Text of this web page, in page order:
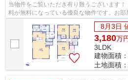
当物件をご覧いただき有り難うございます
料が無料になっている優良な物件です。お
せて頂きますのでお気軽にお問合せ下...
8月3日
3,180万
3LDK
建物面積
土地面積